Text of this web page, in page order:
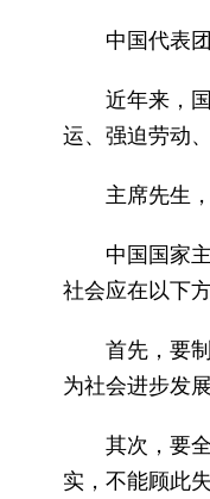
中国代表团
近年来，国
运、强迫劳动
主席先生，
中国国家主
社会应在以下
首先，要制
为社会进步发
其次，要全
实，不能顾此失